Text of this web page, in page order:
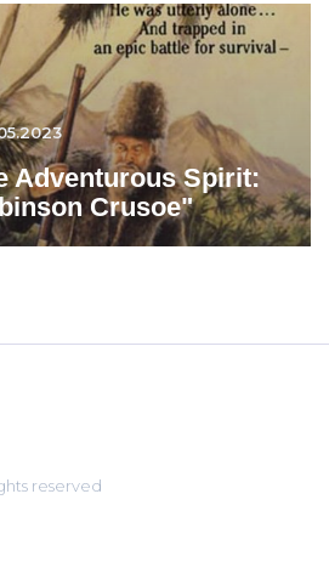
Adventurous Spirit:
Crusoe"
reserved